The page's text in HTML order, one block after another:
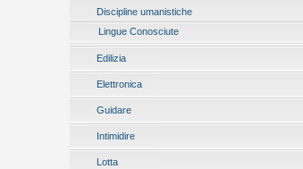
Discipline umanistiche
Lingue Conosciute
Edilizia
Elettronica
Guidare
Intimidire
Lotta